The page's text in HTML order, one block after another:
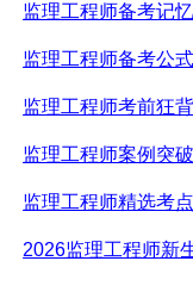
监理工程师备考记
监理工程师备考公
监理工程师考前狂
监理工程师案例突破
监理工程师精选考
2026监理工程师新